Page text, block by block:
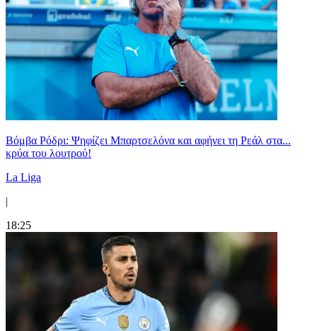
Βόμβα Ρόδρι: Ψηφίζει Μπαρτσελόνα και αφήνει τη Ρεάλ στα...
κρύα του λουτρού!
La Liga
|
18:25